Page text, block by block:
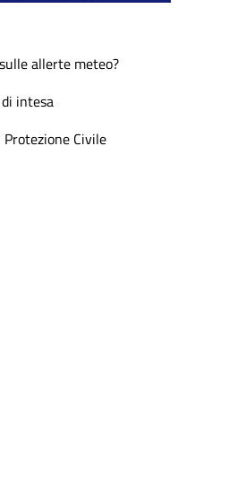
allerte meteo?
intesa
Civile